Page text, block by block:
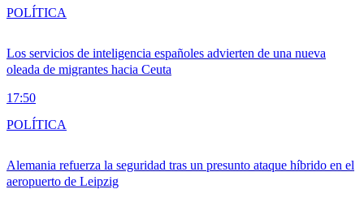
Los servicios de inteligencia españoles advierten de una nueva
oleada de migrantes hacia Ceuta
17:50
POLÍTICA
Alemania refuerza la seguridad tras un presunto ataque híbrido en el
aeropuerto de Leipzig
POLÍTICA